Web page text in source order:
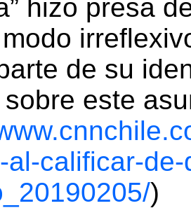
hizo presa
de su
este
al-calificar-
)